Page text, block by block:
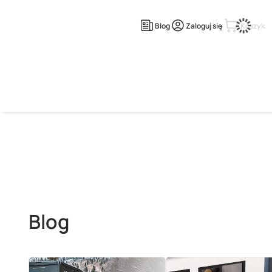
Blog Zaloguj się Koszyk
Blog